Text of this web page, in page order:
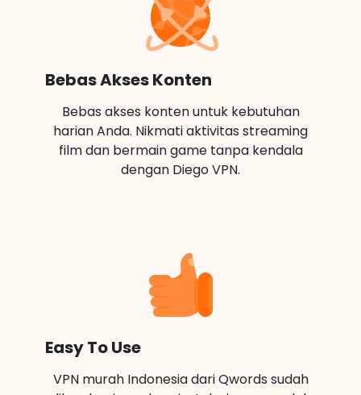
Bebas Akses Konten
Bebas akses konten untuk kebutuhan
harian Anda. Nikmati aktivitas streaming
film dan bermain game tanpa kendala
dengan Diego VPN.
Easy To Use
VPN murah Indonesia dari Qwords sudah